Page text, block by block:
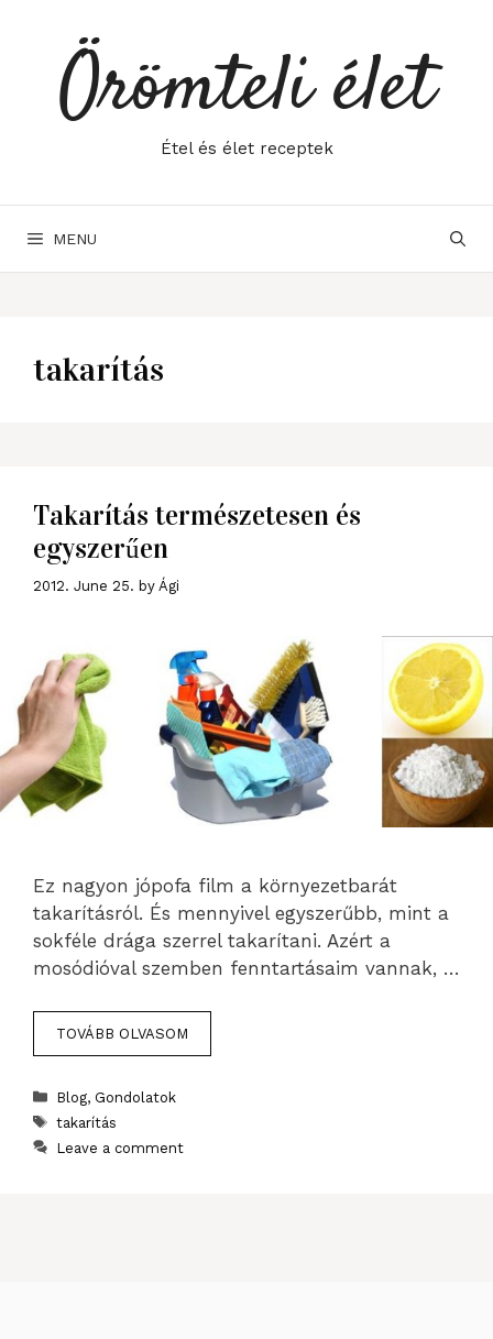
contentÖrömteli élet
Étel és élet receptek
MENU
takarítás
Takarítás természetesen és
egyszerűen
2012. June 25. by Ági
Ez nagyon jópofa film a környezetbarát
takarításról. És mennyivel egyszerűbb, mint a
sokféle drága szerrel takarítani. Azért a
mosódióval szemben fenntartásaim vannak, …
TOVÁBB OLVASOM
Categories
Blog, Gondolatok
Tags
takarítás
Leave a comment